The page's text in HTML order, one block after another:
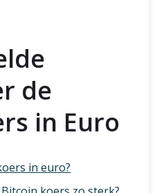
de
in Euro
in euro?